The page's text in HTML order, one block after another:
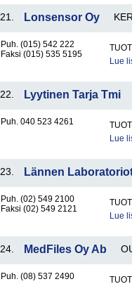
21. Lonsensor Oy
Puh. (015) 542 222
Faksi (015) 535 5195
Lue
22. Lyytinen Tarja Tmi
Puh. 040 523 4261
Lue
23. Lännen
Puh. (02) 549 2100
Faksi (02) 549 2121
Lue
24. MedFiles Oy Ab
Puh. (08) 537 2490